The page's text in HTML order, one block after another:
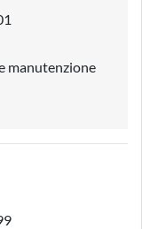
manutenzione